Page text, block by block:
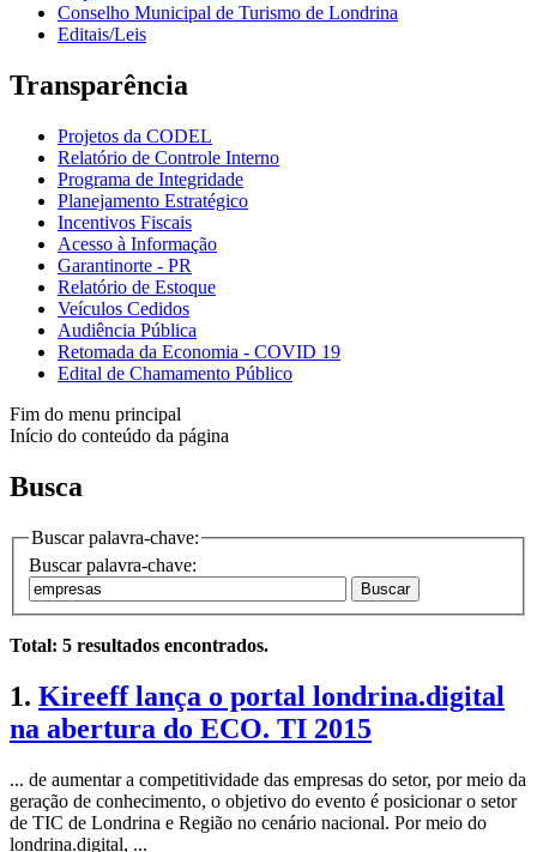
Conselho Municipal de Turismo de Londrina
Editais/Leis
Transparência
Projetos da CODEL
Relatório de Controle Interno
Programa de Integridade
Planejamento Estratégico
Incentivos Fiscais
Acesso à Informação
Garantinorte - PR
Relatório de Estoque
Veículos Cedidos
Audiência Pública
Retomada da Economia - COVID 19
Edital de Chamamento Público
Fim do menu principal
Início do conteúdo da página
Busca
Buscar palavra-chave:
Buscar palavra-chave:
Buscar
Total: 5 resultados encontrados.
1. Kireeff lança o portal londrina.digital
na abertura do ECO. TI 2015
... de aumentar a competitividade das empresas do setor, por meio da
geração de conhecimento, o objetivo do evento é posicionar o setor
de TIC de Londrina e Região no cenário nacional. Por meio do
londrina.digital, ...